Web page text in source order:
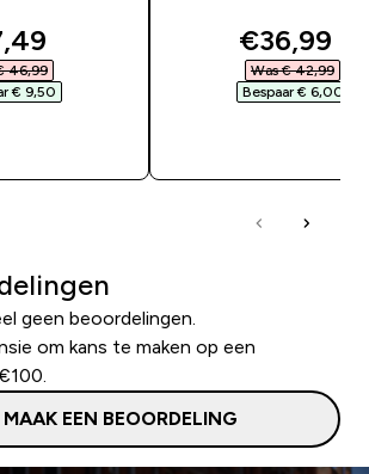
price
46,99‎
€ 9,50‎
€36,99‎
Was € 42,99‎
Bespaar € 6,00‎
geen beoordelingen.
om kans te maken op een
MAAK EEN BEOORDELING